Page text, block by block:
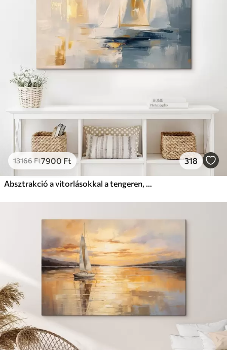
13166Ft7900 Ft 318
Absztrakció a vitorlásokkal a tengeren, akril stílusban, naplemente